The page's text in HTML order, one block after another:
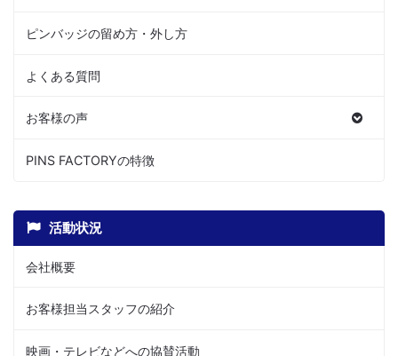
ピンバッジの留め方・外し方
よくある質問
お客様の声
PINS FACTORYの特徴
活動状況
会社概要
お客様担当スタッフの紹介
映画・テレビなどへの協賛活動